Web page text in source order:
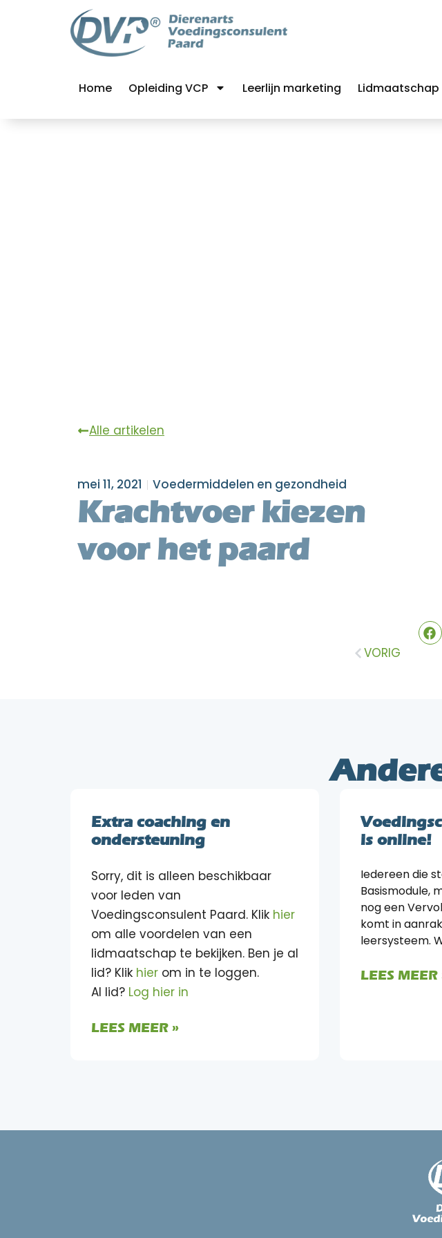
Home Opleiding VCP Leerlijn marketing Lidmaatschap
Alle artikelen
mei 11, 2021 Voedermiddelen en gezondheid
Krachtvoer kiezen
voor het paard
VORIG
Extra coaching en
ondersteuning
Sorry, dit is alleen beschikbaar
voor leden van
Voedingsconsulent Paard. Klik hier
om alle voordelen van een
lidmaatschap te bekijken. Ben je al
lid? Klik hier om in te loggen.
Al lid? Log hier in
LEES MEER »
is online!
Iedereen die
Basismodule,
nog een
komt in
leersysteem.
LEES MEER